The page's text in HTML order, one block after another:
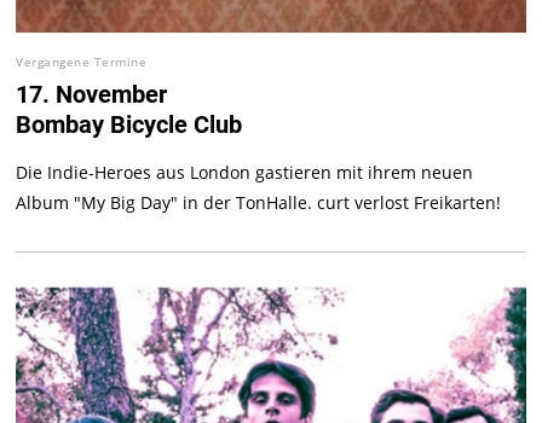
Vergangene Termine
17. November
Bombay Bicycle Club
Die Indie-Heroes aus London gastieren mit ihrem neuen
Album "My Big Day" in der TonHalle. curt verlost Freikarten!